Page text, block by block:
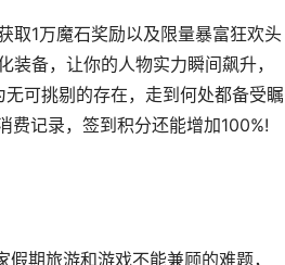
1万魔石奖励以及限量暴富狂欢头
备，让你的人物实力瞬间飙升，
可挑剔的存在，走到何处都备受瞩
费记录，签到积分还能增加100%!
期旅游和游戏不能兼顾的难题，